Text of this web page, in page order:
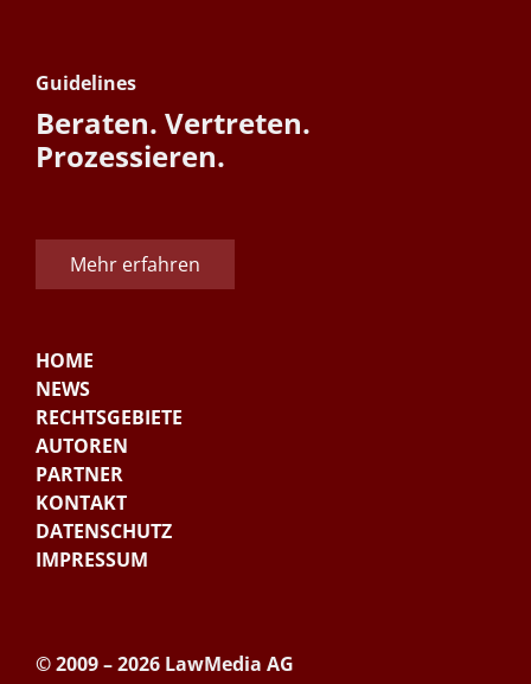
Guidelines
Beraten. Vertreten.
Prozessieren.
Mehr erfahren
HOME
NEWS
RECHTSGEBIETE
AUTOREN
PARTNER
KONTAKT
DATENSCHUTZ
IMPRESSUM
© 2009 – 2026 LawMedia AG